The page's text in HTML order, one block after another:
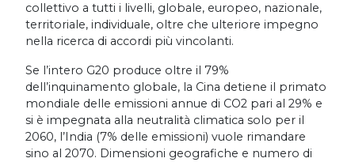
collettivo a tutti i livelli, globale, europeo, nazionale,
territoriale, individuale, oltre che ulteriore impegno
nella ricerca di accordi più vincolanti.
Se l’intero G20 produce oltre il 79%
dell’inquinamento globale, la Cina detiene il primato
mondiale delle emissioni annue di CO2 pari al 29% e
si è impegnata alla neutralità climatica solo per il
2060, l’India (7% delle emissioni) vuole rimandare
sino al 2070. Dimensioni geografiche e numero di